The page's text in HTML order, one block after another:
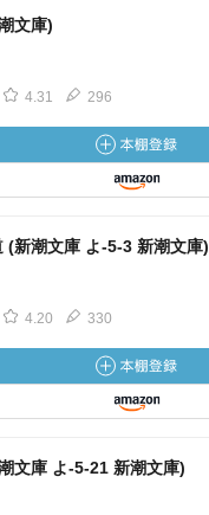
文庫)
4.31 296
(新潮文庫 よ-5-3 新潮文庫)
4.20 330
文庫 よ-5-21 新潮文庫)